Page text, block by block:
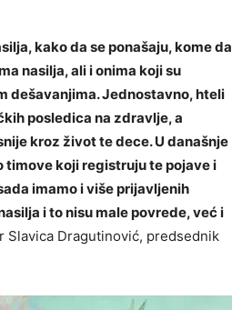
kako da se ponašaju, kome da
nasilja, ali i onima koji su
dešavanjima. Jednostavno, hteli
posledica na zdravlje, a
kroz život te dece. U današnje
timove koji registruju te pojave i
imamo i više prijavljenih
i to nisu male povrede, već i
Slavica Dragutinović, predsednik